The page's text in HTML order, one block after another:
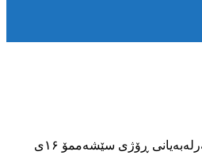
بەپێی هەواڵی گەیشتوو بەکۆمەڵەی مافی مرۆڤی کوردستان سەرلەبەیانی ئەوڕۆ چوارشەممۆ ۱۷ی سەرماوەز عەلی چوارتاق خەڵکی گوندی قزڵ لەشاری سەڵماس وسەرلەبەیانی ڕۆژی سێشەممۆ ۱۶ی